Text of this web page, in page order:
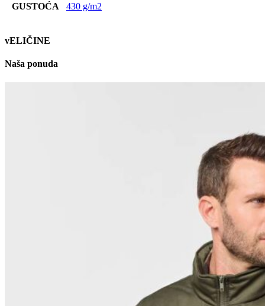
GUSTOĆA 430 g/m2
vELIČINE
Naša ponuda